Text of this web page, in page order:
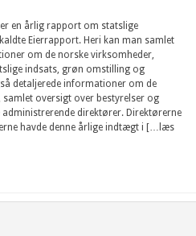
en årlig rapport om statslige
Eierrapport. Heri kan man samlet
om de norske virksomheder,
indsats, grøn omstilling og
detaljerede informationer om de
samlet oversigt over bestyrelser og
direktører. Direktørerne
havde denne årlige indtægt i […læs